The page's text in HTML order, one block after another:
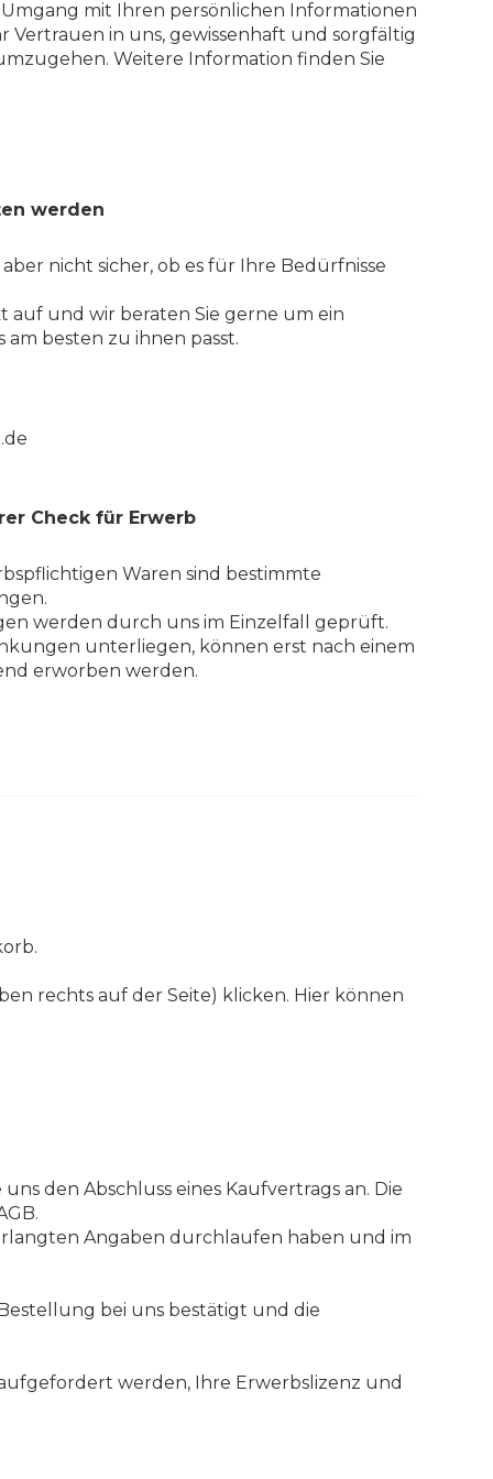
Umgang mit Ihren persönlichen Informationen
Vertrauen in uns, gewissenhaft und sorgfältig
Weitere Information finden Sie
werden
aber nicht sicher, ob es für Ihre Bedürfnisse
auf und wir beraten Sie gerne um ein
besten zu ihnen passt.
Check für Erwerb
Waren sind bestimmte
werden durch uns im Einzelfall geprüft.
unterliegen, können erst nach einem
erworben werden.
rechts auf der Seite) klicken. Hier können
den Abschluss eines Kaufvertrags an. Die
Angaben durchlaufen haben und im
bei uns bestätigt und die
werden, Ihre Erwerbslizenz und